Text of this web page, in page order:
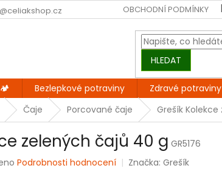
OBCHODNÍ PODMÍNKY
HLEDAT
🏕️ Bezlepkové potraviny Zdravé potraviny
Čaje Porcované čaje Grešík
zelených čajů 40 g GR5176
Podrobnosti hodnocení Značka: Grešík